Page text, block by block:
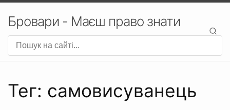
Бровари - Маєш право знати
Тег: самовисуванець